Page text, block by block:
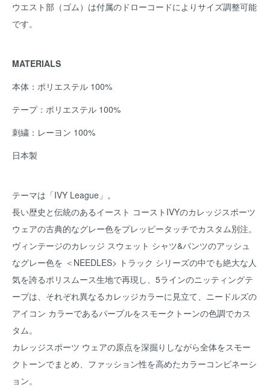
ウエスト部（ゴム）は付属のドローコードによりサイズ調整可能
です。
MATERIALS
本体：ポリエステル 100%
テープ：ポリエステル 100%
刺繍：レーヨン 100%
日本製
テーマは「IVY League」。
長い歴史と伝統のあるイースト コーストIVYのカレッジスポーツ
ウェアの古典的なグレー色をプレッピータッチでカスタム別注。
ヴィンテージのカレッジ スウェット シャツ&パンツのアッシュ
なグレー色を ＜NEEDLES> トラック シリーズの中でも絶大な人
気を誇るポリスムース生地で再現し、5ラインのニッティングテ
ープは、それぞれ異なるカレッジカラーに見立て、ニードルズの
アイコン カラーであるパープルをスモークトーンの色調でカス
タム。
カレッジスポーツ ウェアの原点を深掘りしながら全体をスモー
クトーンでまとめ、ファッション性を高めたカラーコンビネーシ
ョン。